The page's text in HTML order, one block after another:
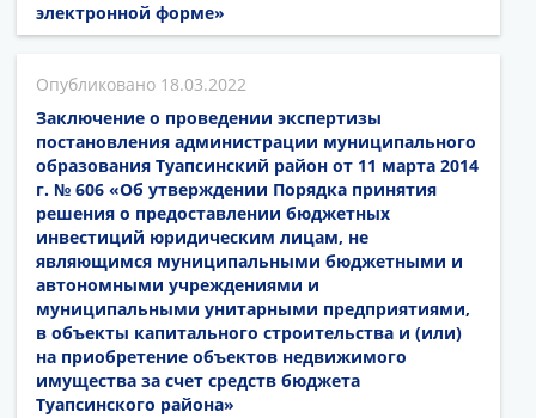
электронной форме»
18.03.2022
Заключение о проведении экспертизы
постановления администрации муниципального
образования Туапсинский район от 11 марта 2014
г. № 606 «Об утверждении Порядка принятия
решения о предоставлении бюджетных
инвестиций юридическим лицам, не
являющимся муниципальными бюджетными и
автономными учреждениями и
муниципальными унитарными предприятиями,
в объекты капитального строительства и (или)
на приобретение объектов недвижимого
имущества за счет средств бюджета
Туапсинского района»